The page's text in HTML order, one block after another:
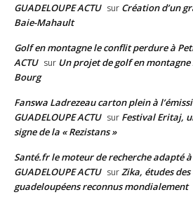
GUADELOUPE ACTU sur Création d’un
Baie-Mahault
Golf en montagne le conflit perdure à
ACTU sur Un projet de golf en
Bourg
Fanswa Ladrezeau carton plein à
GUADELOUPE ACTU sur Festival Eritaj,
signe de la « Rezistans »
Santé.fr le moteur de recherche adapté
GUADELOUPE ACTU surZika, études
guadeloupéens reconnus mondialement